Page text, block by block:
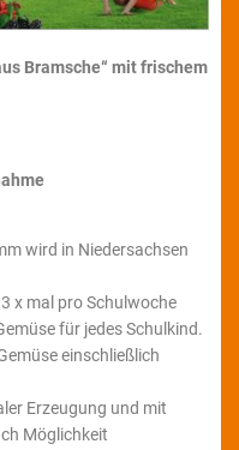
Bramsche“ mit frischem
wird in Niedersachsen
x mal pro Schulwoche
für jedes Schulkind.
einschließlich
Erzeugung und mit
Möglichkeit